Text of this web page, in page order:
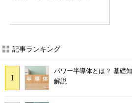
記事ランキング
パワー半導体とは？ 基礎
解説